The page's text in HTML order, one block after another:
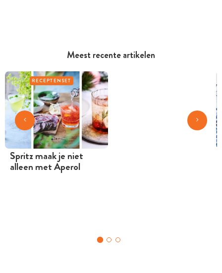
Meest recente artikelen
RECEPTENSET
Spritz maak je niet
alleen met Aperol